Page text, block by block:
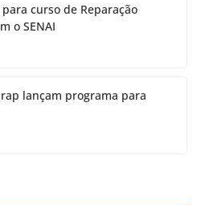
curso de Reparação
o SENAI
lançam programa para